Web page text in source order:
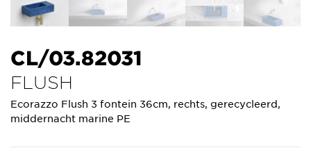
CL/03.82031
FLUSH
Ecorazzo Flush 3 fontein 36cm, rechts, gerecycleerd,
middernacht marine PE